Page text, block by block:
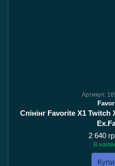
Артикул:
Спінінг Favorite X1 Twitch
2 640
В